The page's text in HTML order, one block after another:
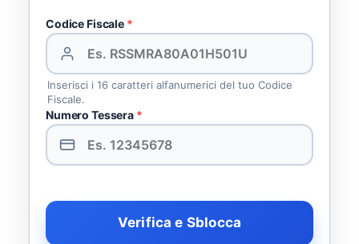
Codice Fiscale *
Inserisci i 16 caratteri alfanumerici del tuo Codice
Fiscale.
Numero Tessera *
Verifica e Sblocca